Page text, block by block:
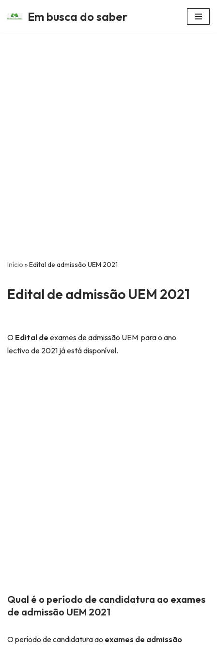
Em busca do saber
Início »Edital de admissão UEM 2021
Edital de admissão UEM 2021
O Edital de exames de admissão UEM para o ano
lectivo de 2021 já está disponível.
Qual é o período de candidatura ao exames
de admissão UEM 2021
O período de candidatura ao exames de admissão